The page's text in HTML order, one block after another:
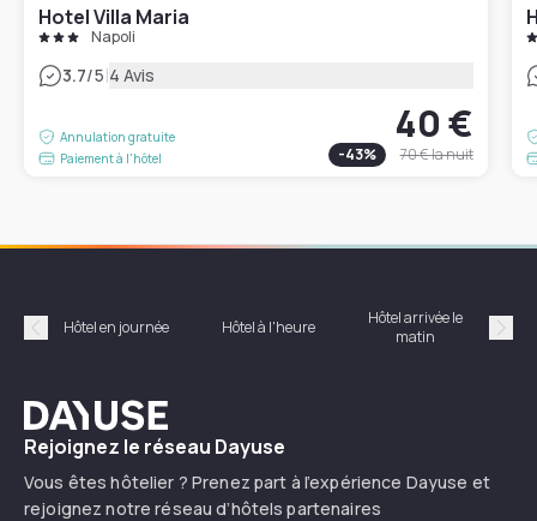
Hotel Villa Maria
Napoli
3.7/5|4 Avis
Annulation gratuite
Paiement à l'hôtel
40 €
-43% 70 €la nuit
Précédent
Hôtel en journée Hôtel à l'heure
Hôtel arrivée le
matin
Dayuse
Rejoignez le réseau Dayuse
Vous êtes hôtelier ? Prenez part à l’expérience Dayuse et
rejoignez notre réseau d’hôtels partenaires